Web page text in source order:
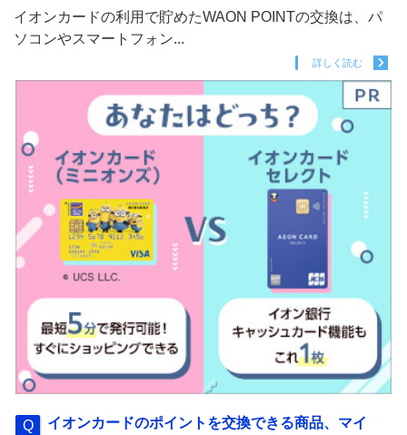
イオンカードの利用で貯めたWAON POINTの交換は、パ
ソコンやスマートフォン...
詳しく読む
イオンカードのポイントを交換できる商品、マイ